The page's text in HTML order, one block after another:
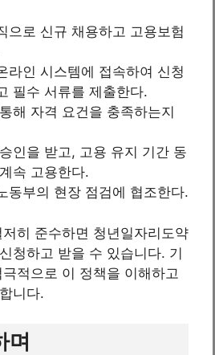
으로 신규 채용하고 고용보험
라인 시스템에 접속하여 신청
필수 서류를 제출한다.
해 자격 요건을 충족하는지
인을 받고, 고용 유지 기간 동
속 고용한다.
동부의 현장 점검에 협조한다.
히 준수하면 청년일자리도약
청하고 받을 수 있습니다. 기
적으로 이 정책을 이해하고
니다.
며